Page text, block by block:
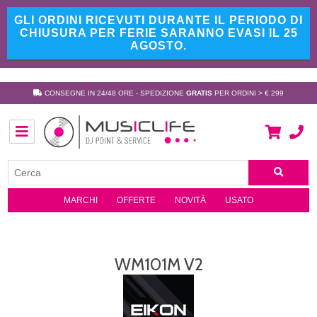
GLI ORDINI RICEVUTI DURANTE IL PERIODO DI
CHIUSURA PER FERIE SARANNO EVASI IL 25
AGOSTO.
CONSEGNE IN 24/48 ORE - SPEDIZIONE GRATIS PER ORDINI > € 299
MARCHI OFFERTE NOVITÀ USATO
WM101M V2